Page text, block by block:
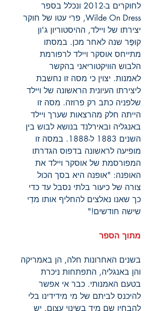
לחוקרים ב-2012 ונכלל בספר
Wilde On Dress, פרי עטו של חוקר
יצירתו של ויילד, ההיסטוריון ג'ון
קוּפֶּר שנה לאחר מכן. במסתו
מתייחס אוסקר ויילד לרפורמת
הלבוש הוויקטוריאני בהקשר
לאמנות. יצוין כי מסה זו נחשבת
ליצירתו העיונית הראשונה של ויילד
שלפניה כתב רק פרוזה. מסה זו
הייתה חלק מהרצאות שערך ויילד
באנגליה ובאירלנד בנושא לבוש בין
השנים 1883 ל-1888. במסה זו
מופיעה לראשונה בדפוס הגדרתו
המפורסמת של אוסקר ויילד את
האופנה: "אופנה היא בסך הכול
צורה של כיעור בלתי נסבל עד כדי
כך שאנו נאלצים להחליף אותו מדֵי
שישה חודשים!"
מתוך הספר
בשנים האחרונות חלה, הן באמריקה
והן באנגליה, התפתחות ניכרת
בטעם האמנותי. כבר אי אפשר
להיכנס לביתם של מי מידידינו בלי
להבחין שם מיד בשינוי עצום. יש